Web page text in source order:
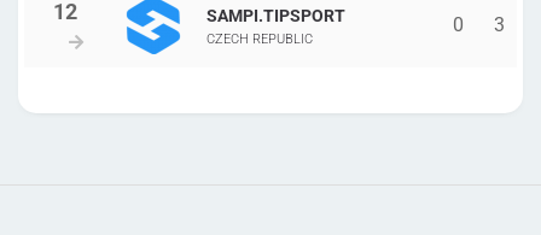
SAMPI.TIPSPORT
CZECH REPUBLIC
0 3